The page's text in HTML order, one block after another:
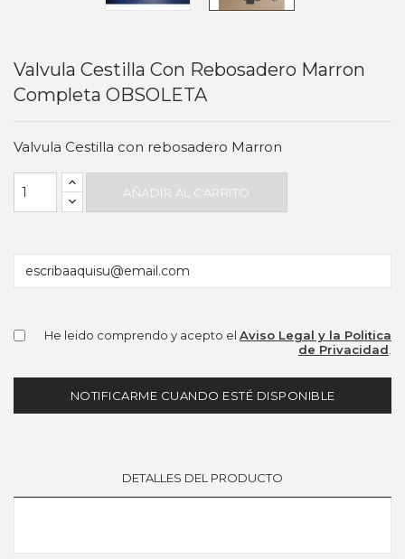
Valvula Cestilla Con Rebosadero Marron
Completa OBSOLETA
Valvula Cestilla con rebosadero Marron
AÑADIR AL CARRITO
He leido comprendo y acepto el Aviso Legal y la Politica
de Privacidad
NOTIFICARME CUANDO ESTÉ DISPONIBLE
DETALLES DEL PRODUCTO